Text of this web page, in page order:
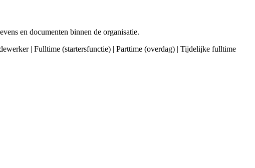
en documenten binnen de organisatie.
| Fulltime (startersfunctie) | Parttime (overdag) | Tijdelijke fulltime